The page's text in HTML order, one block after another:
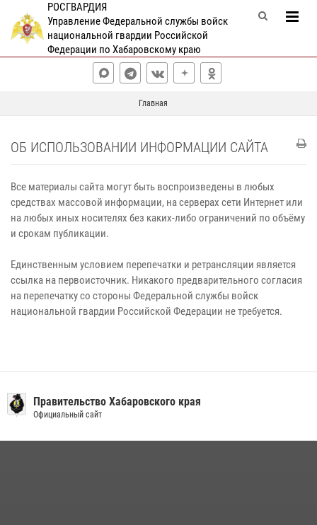
РОСГВАРДИЯ
Управление Федеральной службы войск
национальной гвардии Российской
Федерации по Хабаровскому краю
Главная
ОБ ИСПОЛЬЗОВАНИИ ИНФОРМАЦИИ САЙТА
Все материалы сайта могут быть воспроизведены в любых
средствах массовой информации, на серверах сети Интернет или
на любых иных носителях без каких‑либо ограничений по объёму
и срокам публикации.
Единственным условием перепечатки и ретрансляции является
ссылка на первоисточник. Никакого предварительного согласия
на перепечатку со стороны Федеральной службы войск
национальной гвардии Российской Федерации не требуется.
Правительство Хабаровского края
Официальный сайт